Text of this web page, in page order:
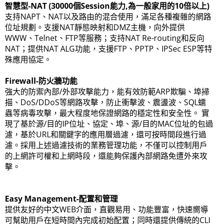
智慧型-NAT (30000個Session能力,為一般家用的10倍以上)
支持NAPT、NAT以及路由的混合使用，滿足各種複雜的網路
位址規劃。支援NAT靜態映射和DMZ主機，向外提供
WWW、Telnet、FTP等服務；支持NAT Re-routing和反向
NAT；提供NAT ALG功能，支援FTP、PPTP、IPSec ESP等特
殊應用協定。
Firewall-防火牆功能
強大的防禦內部/外部攻擊能力，能有效防範ARP欺騙、埠掃
描、DoS/DDoS等網路攻擊，防止衝擊波、震盪波、SQL蠕
蟲等病毒攻擊，最大程度地保證網路的穩定性和安全性。 實
現了基於源/目的IP位址、協定、埠、源/目的MAC位址的包過
濾，基於URL和關鍵字的應用層過濾，還可按時間段進行過
濾。採用上述過濾技術的業務管理功能，不僅可以控制用戶
的上網許可權和上網時段，還能夠保護內部網路免遭外來攻
擊。
Easy Management-配置和管理
提供友好的中文WEB介面，直觀易用、功能豐富，快速嚮導
可幫助用戶在短時間內完成初始配置；同時還提供傳統的CLI